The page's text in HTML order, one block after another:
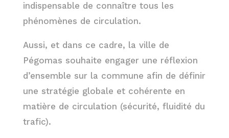
indispensable de connaître tous les
phénomènes de circulation.
Aussi, et dans ce cadre, la ville de
Pégomas souhaite engager une réflexion
d’ensemble sur la commune afin de définir
une stratégie globale et cohérente en
matière de circulation (sécurité, fluidité du
trafic).